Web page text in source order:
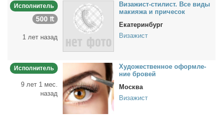
Исполнитель
500 ₶
1 лет назад
Ви­за­жист-сти­лист. Все ви­ды
ма­ки­я­жа и при­че­сок
Екатеринбург
Визажист
Исполнитель
9 лет 1 мес.
назад
Ху­до­же­ствен­ное оформ­ле­
ние бро­вей
Москва
Визажист